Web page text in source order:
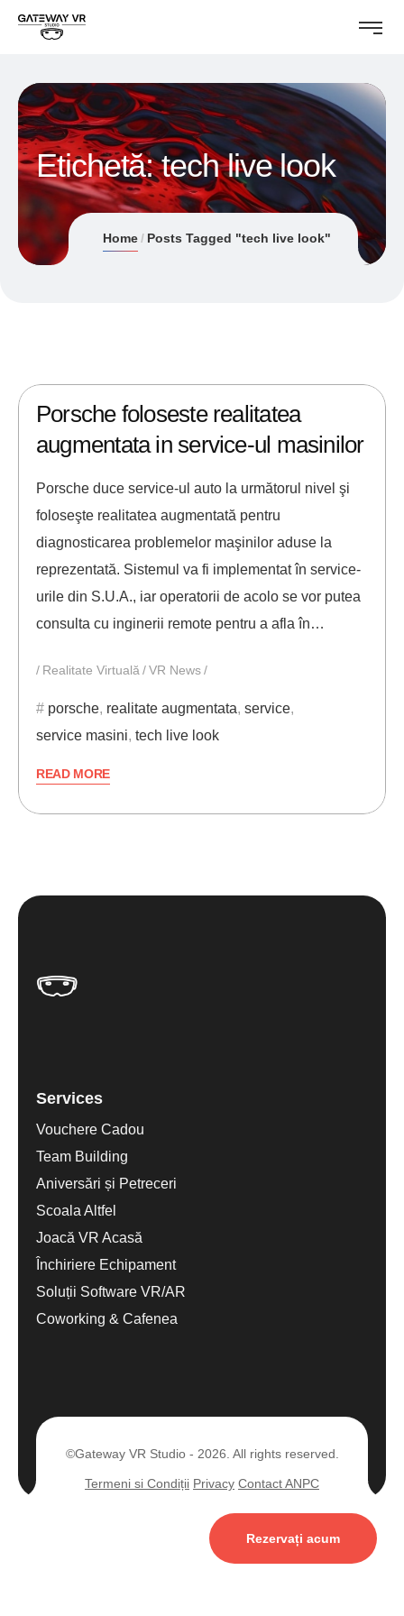
Etichetă:tech live look
Home Posts Tagged "tech live look"
Porsche foloseste realitatea
augmentata in service-ul masinilor
Porsche duce service-ul auto la următorul nivel şi
foloseşte realitatea augmentată pentru
diagnosticarea problemelor maşinilor aduse la
reprezentată. Sistemul va fi implementat în service-
urile din S.U.A., iar operatorii de acolo se vor putea
consulta cu inginerii remote pentru a afla în…
Realitate Virtuală VR News
porsche, realitate augmentata, service,
service masini, tech live look
READ MORE
Services
Vouchere Cadou
Team Building
Aniversări și Petreceri
Scoala Altfel
Joacă VR Acasă
Închiriere Echipament
Soluții Software VR/AR
Coworking & Cafenea
©Gateway VR Studio - 2026. All rights reserved.
Termeni si Condiții Privacy Contact ANPC
Rezervați acum